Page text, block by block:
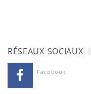
RÉSEAUX SOCIAUX
Facebook